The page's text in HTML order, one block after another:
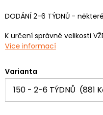
DODÁNÍ 2-6 TÝDNŮ -
K určení správné velikosti
Více informací
Varianta